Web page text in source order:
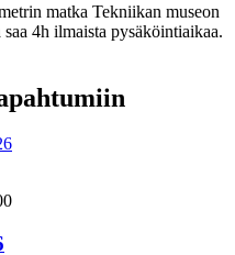
matka Tekniikan museon
4h ilmaista pysäköintiaikaa.